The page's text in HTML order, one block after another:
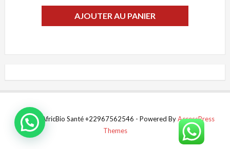
AJOUTER AU PANIER
© 2022 AfricBio Santé +22967562546 - Powered ByAccessPress
Themes